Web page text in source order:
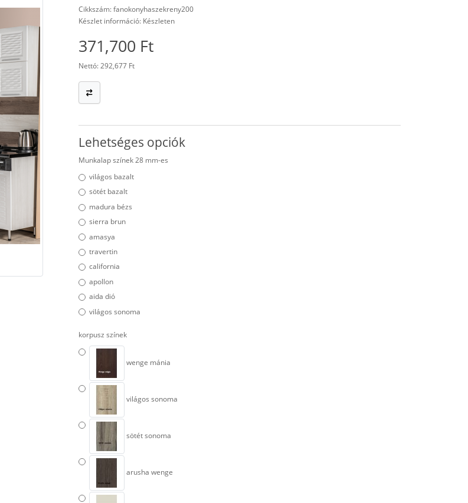
Cikkszám: fanokonyhaszekreny200
Készlet információ: Készleten
371,700 Ft
Nettó: 292,677 Ft
Lehetséges opciók
Munkalap színek 28 mm-es
világos bazalt
sötét bazalt
madura bézs
sierra brun
amasya
travertin
california
apollon
aida dió
világos sonoma
korpusz színek
wenge mánia
világos sonoma
sötét sonoma
arusha wenge